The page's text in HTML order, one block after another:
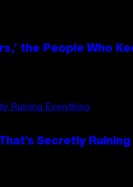
the People Who
Secretly